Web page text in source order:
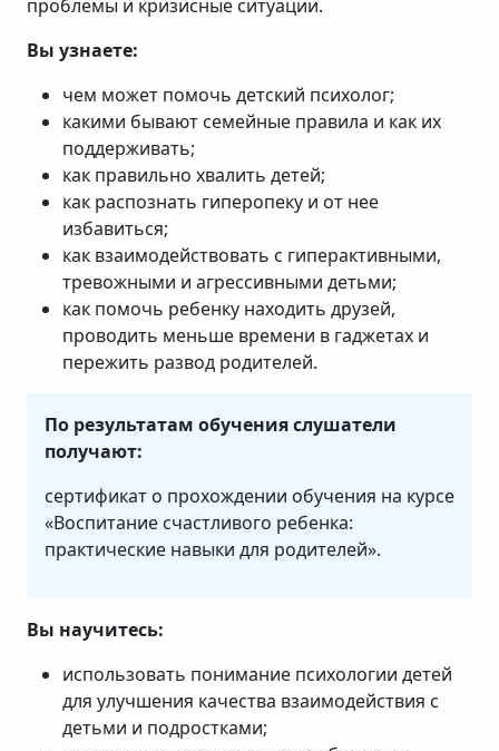
проблемы и кризисные ситуации.
Вы узнаете:
чем может помочь детский психолог;
какими бывают семейные правила и как их
поддерживать;
как правильно хвалить детей;
как распознать гиперопеку и от нее
избавиться;
как взаимодействовать с гиперактивными,
тревожными и агрессивными детьми;
как помочь ребенку находить друзей,
проводить меньше времени в гаджетах и
пережить развод родителей.
По результатам обучения слушатели
получают:
сертификат о прохождении обучения на курсе
«Воспитание счастливого ребенка:
практические навыки для родителей».
Вы научитесь:
использовать понимание психологии детей
для улучшения качества взаимодействия с
детьми и подростками;